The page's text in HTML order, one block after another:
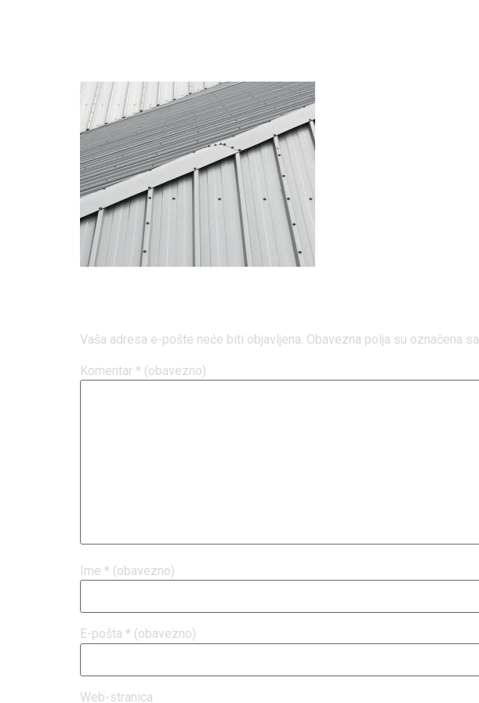
Vaša adresa e-pošte neće biti objavljena. Obavezna polja su označena sa
Komentar * (obavezno)
Ime * (obavezno)
E-pošta * (obavezno)
Web-stranica